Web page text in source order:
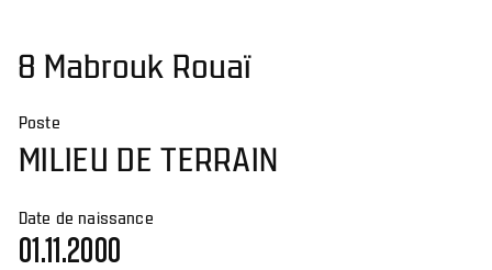
8 Mabrouk Rouaï
Poste
MILIEU DE TERRAIN
Date de naissance
01.11.2000